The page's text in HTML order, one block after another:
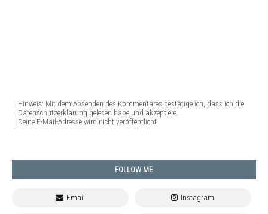
Hinweis: Mit dem Absenden des Kommentares bestätige ich, dass ich die
Datenschutzerklärung gelesen habe und akzeptiere.
Deine E-Mail-Adresse wird nicht veröffentlicht.
FOLLOW ME